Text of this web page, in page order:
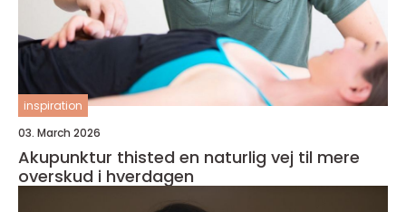
inspiration
03. March 2026
Akupunktur thisted en naturlig vej til mere
overskud i hverdagen